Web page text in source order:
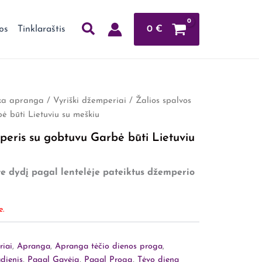
Tinklaraštis 0 €
apranga / Vyriški džemperiai / Žalios spalvos
būti Lietuviu su meškiu
su gobtuvu Garbė būti Lietuviu
dydį pagal lentelėje pateiktus džemperio
, Apranga, Apranga tėčio dienos proga,
, Pagal Gavėją, Pagal Progą, Tėvo diena